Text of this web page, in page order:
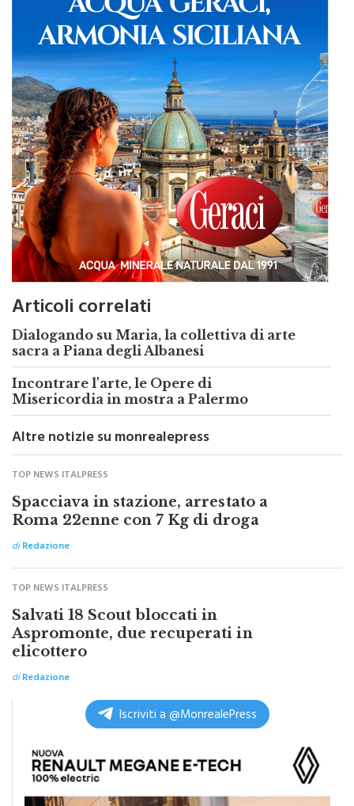
Articoli correlati
Dialogando su Maria, la collettiva di arte
sacra a Piana degli Albanesi
Incontrare l'arte, le Opere di
Misericordia in mostra a Palermo
Altre notizie su monrealepress
TOP NEWS ITALPRESS
Spacciava in stazione, arrestato a
Roma 22enne con 7 Kg di droga
diRedazione
TOP NEWS ITALPRESS
Salvati 18 Scout bloccati in
Aspromonte, due recuperati in
elicottero
diRedazione
Iscriviti a @MonrealePress